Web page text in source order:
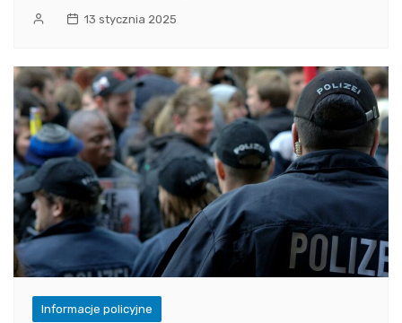
13 stycznia 2025
Informacje policyjne